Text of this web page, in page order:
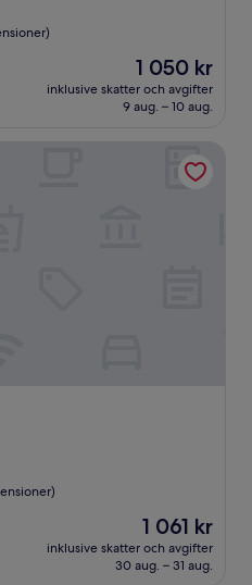
Priset
är
1 050 kr
1 050 kr
inklusive skatter och avgifter
9 aug. – 10 aug.
Priset
är
1 061 kr
1 061 kr
inklusive skatter och avgifter
30 aug. – 31 aug.